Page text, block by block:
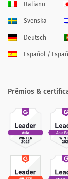
Italiano
Svenska
Deutsch
Español /
Prêmios &